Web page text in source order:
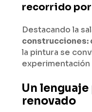
recorrido
Destacando la
construcciones:
la pintura se
Un
renovado